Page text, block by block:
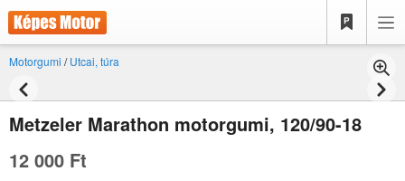
Motorgumi /Utcai, túra
Metzeler Marathon motorgumi, 120/90-18
12 000 Ft